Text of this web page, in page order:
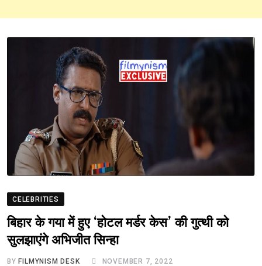
CELEBRITIES
बिहार के गया में हुए ‘होटल मर्डर केस’ की गुत्थी को
सुलझाएंगे अभिजीत सिन्हा
BY FILMYNISM DESK NOVEMBER 7, 2022